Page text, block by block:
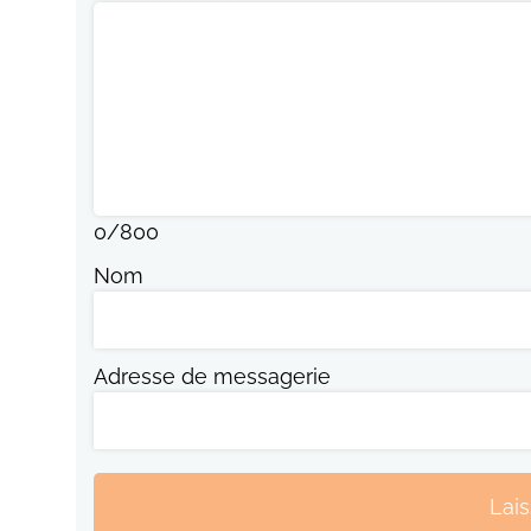
0/800
Nom
Adresse de messagerie